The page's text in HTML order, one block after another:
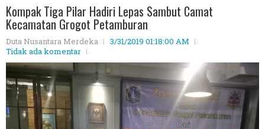
Kompak Tiga Pilar Hadiri Lepas Sambut Camat
Kecamatan Grogot Petamburan
Duta Nusantara Merdeka
3/31/2019 01:18:00 AM
Tidak ada komentar